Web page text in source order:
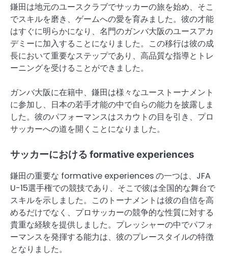
鎌田は地元のユースクラブでサッカーの旅を始め、そこ
でスキルを磨き、ゲームへの愛を育みました。彼の才能
はすぐに明らかになり、名門のガンバ大阪のユースアカ
デミーに加入することになりました。この移行は彼の成
長において重要なステップであり、高品質な指導とトレ
ーニングを受けることができました。
ガンバ大阪に在籍中、鎌田は様々なユーストーナメント
に参加し、日本の若手才能の中で自らの能力を披露しま
した。彼のパフォーマンスはスカウトの目を引き、プロ
サッカーへの道を開くことになりました。
サッカーにおける formative experiences
鎌田の重要な formative experiences の一つは、JFA
U-15選手権での競技であり、そこで彼は全国的な舞台で
スキルを示しました。このトーナメントは彼の自信を高
めるだけでなく、プロサッカーの競争的な性質に対する
貴重な経験を提供しました。プレッシャーの中でパフォ
ーマンスを発揮する能力は、彼のプレースタイルの特徴
となりました。